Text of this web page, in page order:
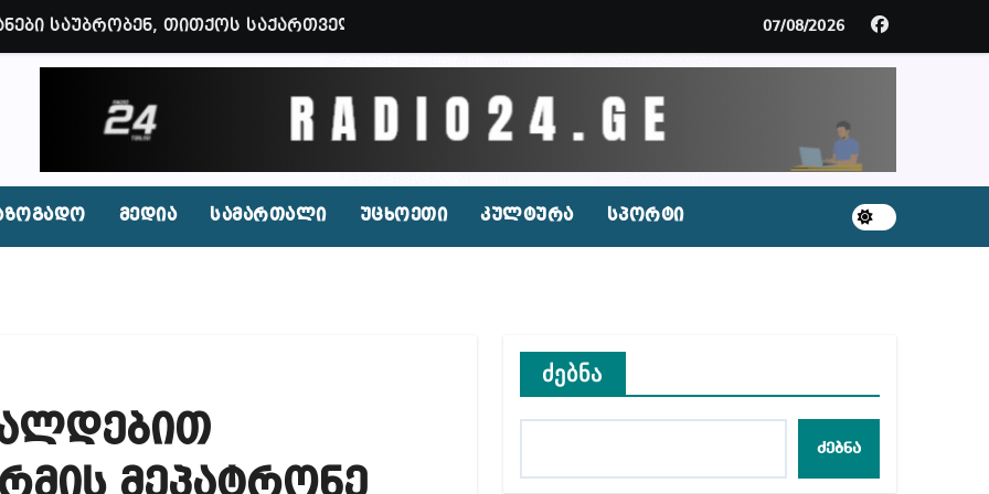
საუბრობენ, თითქოს საქართველოში უარყოფითი გარემოა შექმნილი რუსი ტურისტებისთვის, ჩვენი
დღევანდელი პოსტაობა, საკუთარ თავთან შეგარცხვენთ – ეკა კუპატაძე ნანუკა ჟორჟოლიანს
ტარაკნებიან, უჰაერო საკანში, ამდენი ხნით სამარტოო საკანში მოთავსება, საერთაშორისო
რომლებსაც საბავშვი ბაღებში საქონლის ხორცის ნაცვლად ცხენის ხორცი შეჰქონდათ
არის რეაგირება საჭირო კოორდინირებულ შეტევაზე ჩვენი ეროვნული იდენტობის
თაღლითური ფულადი შეთავაზებები?
შექმნან მდინარაძის სამინისტრო – გია ხუხაშვილი
გარშემო — COVID-19-ის წარმოშობის გამოძიებიდან შესაძლო სისხლის სამართლის საქმემდე
07/08/2026
მედია სამართალი უცხოეთი კულტურა სპორტი
ძებნა
ძებნა